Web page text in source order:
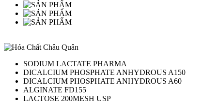
SODIUM LACTATE PHARMA
DICALCIUM PHOSPHATE ANHYDROUS A150
DICALCIUM PHOSPHATE ANHYDROUS A60
ALGINATE FD155
LACTOSE 200MESH USP